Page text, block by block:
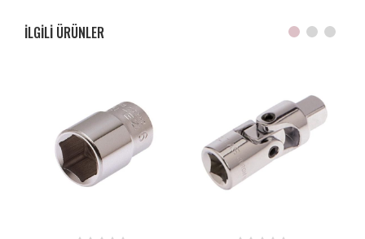
ILGILI ÜRÜNLER